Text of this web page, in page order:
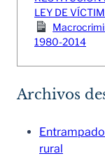
LEY DE
1980-2014
Archivos
rural